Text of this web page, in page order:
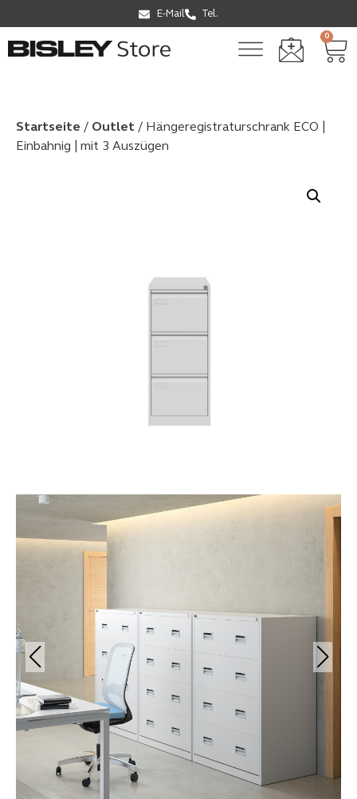
E-Mail Tel.
0
Startseite / Outlet / Hängeregistraturschrank ECO |
Einbahnig | mit 3 Auszügen